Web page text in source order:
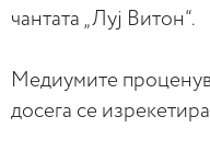
чантата „Луј Витон“.
Медиумите
досега се